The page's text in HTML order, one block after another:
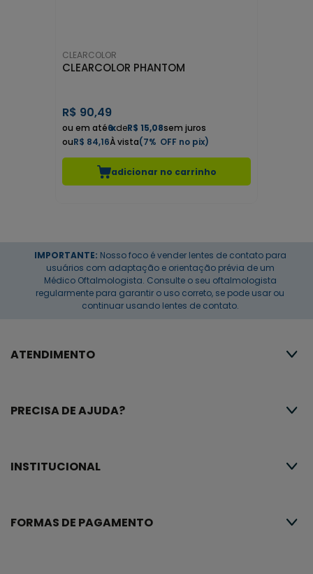
CLEARCOLOR
CLEARCOLOR PHANTOM
R$ 90,49
6xdeR$ 15,08sem juros
R$ 84,16
7%
adicionar no carrinho
IMPORTANTE: Nosso foco é vender lentes de contato para
usuários com adaptação e orientação prévia de um
Médico Oftalmologista. Consulte o seu oftalmologista
regularmente para garantir o uso correto, se pode usar ou
continuar usando lentes de contato.
ATENDIMENTO
PRECISA DE AJUDA?
INSTITUCIONAL
FORMAS DE PAGAMENTO